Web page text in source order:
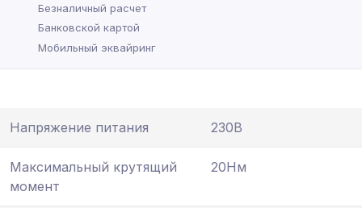
Безналичный расчет
Банковской картой
Мобильный эквайринг
Напряжение питания 230В
Максимальный крутящий
момент
20Нм